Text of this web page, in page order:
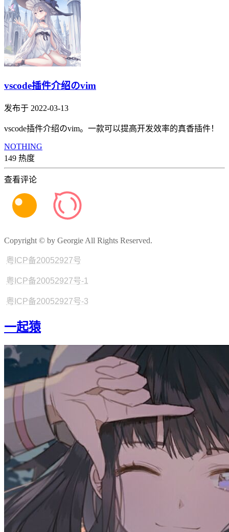
vscode插件介绍のvim
发布于 2022-03-13
vscode插件介绍のvim。一款可以提高开发效率的真香插件！
NOTHING
149 热度
查看评论
Copyright © by Georgie All Rights Reserved.
粤ICP备20052927号
粤ICP备20052927号-1
粤ICP备20052927号-3
一起猿